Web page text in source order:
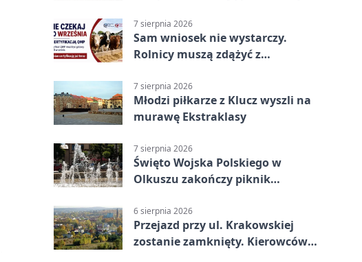
7 sierpnia 2026
Sam wniosek nie wystarczy.
Rolnicy muszą zdążyć z
7 sierpnia 2026
Młodzi piłkarze z Klucz wyszli na
murawę Ekstraklasy
7 sierpnia 2026
Święto Wojska Polskiego w
Olkuszu zakończy piknik
6 sierpnia 2026
Przejazd przy ul. Krakowskiej
zostanie zamknięty. Kierowców